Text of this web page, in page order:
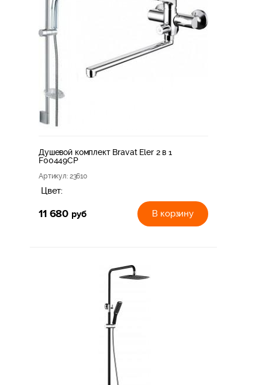
Душевой комплект Bravat Eler 2 в 1
F00449CP
Артикул: 23610
Цвет:
11 680 руб В корзину